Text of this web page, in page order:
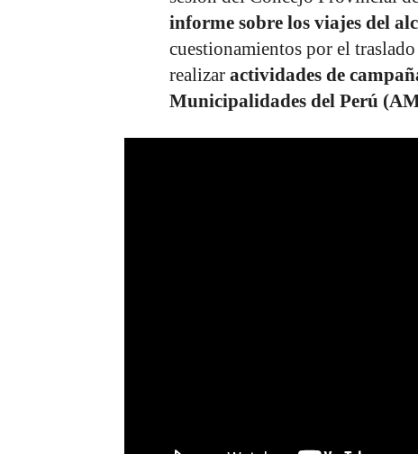
informe sobre los viajes del
cuestionamientos por el
realizar actividades de
Municipalidades del Perú